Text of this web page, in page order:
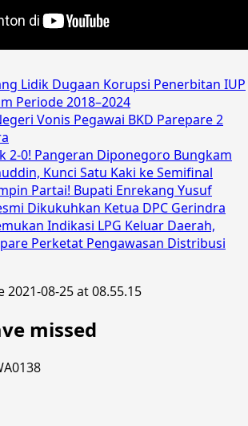
Lidik Dugaan Korupsi Penerbitan IUP
Periode 2018–2024
Vonis Pegawai BKD Parepare 2
2-0! Pangeran Diponegoro Bungkam
Kunci Satu Kaki ke Semifinal
Partai! Bupati Enrekang Yusuf
Dikukuhkan Ketua DPC Gerindra
Indikasi LPG Keluar Daerah,
Perketat Pengawasan Distribusi
missed